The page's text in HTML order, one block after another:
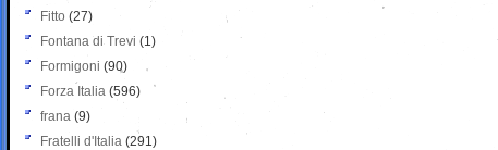
Fitto (27)
Fontana di Trevi (1)
Formigoni (90)
Forza Italia (596)
frana (9)
Fratelli d'Italia (291)